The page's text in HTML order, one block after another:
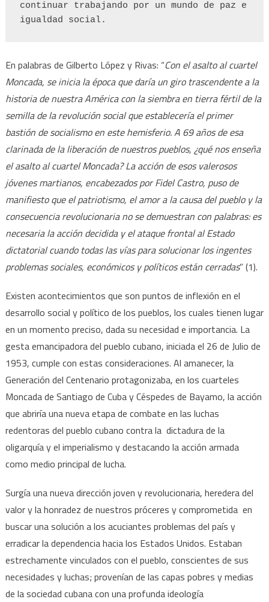
continuar trabajando por un mundo de paz e
En palabras de Gilberto López y Rivas: “Con el asalto al cuartel
Moncada, se inicia la época que daría un giro trascendente a la
historia de nuestra América con la siembra en tierra fértil de la
semilla de la revolución social que establecería el primer
bastión de socialismo en este hemisferio. A 69 años de esa
clarinada de la liberación de nuestros pueblos, ¿qué nos enseña
el asalto al cuartel Moncada? La acción de esos valerosos
jóvenes martianos, encabezados por Fidel Castro, puso de
manifiesto que el patriotismo, el amor a la causa del pueblo y la
consecuencia revolucionaria no se demuestran con palabras: es
necesaria la acción decidida y el ataque frontal al Estado
dictatorial cuando todas las vías para solucionar los ingentes
problemas sociales, económicos y políticos están cerradas” (1).
Existen acontecimientos que son puntos de inflexión en el
desarrollo social y político de los pueblos, los cuales tienen lugar
en un momento preciso, dada su necesidad e importancia. La
gesta emancipadora del pueblo cubano, iniciada el 26 de Julio de
1953, cumple con estas consideraciones. Al amanecer, la
Generación del Centenario protagonizaba, en los cuarteles
Moncada de Santiago de Cuba y Céspedes de Bayamo, la acción
que abriría una nueva etapa de combate en las luchas
redentoras del pueblo cubano contra la dictadura de la
oligarquía y el imperialismo y destacando la acción armada
como medio principal de lucha.
Surgía una nueva dirección joven y revolucionaria, heredera del
valor y la honradez de nuestros próceres y comprometida en
buscar una solución a los acuciantes problemas del país y
erradicar la dependencia hacia los Estados Unidos. Estaban
estrechamente vinculados con el pueblo, conscientes de sus
necesidades y luchas; provenían de las capas pobres y medias
de la sociedad cubana con una profunda ideología